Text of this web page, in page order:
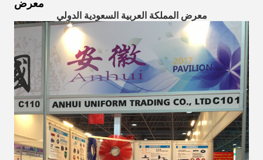
معرض
معرض المملكة العربية السعودية الدولي